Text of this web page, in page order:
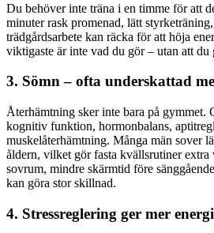
Du behöver inte träna i en timme för att
minuter rask promenad, lätt
trädgårdsarbete kan räcka för att höja
viktigaste är inte vad du gör – utan att du
3. Sömn – ofta underskattad
Återhämtning sker inte bara på gymmet.
kognitiv funktion, hormonbalans,
muskelåterhämtning. Många män sover
åldern, vilket gör fasta kvällsrutiner
sovrum, mindre skärmtid före
kan göra stor skillnad.
4. Stressreglering ger mer